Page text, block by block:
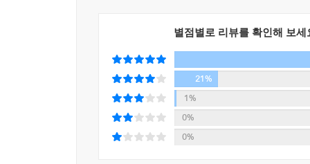
특히 저자는 공감의 과정에서 대상의 마음에 앞
강조한다. 결국 진정한 공감은 타고나는 것이 아
누구나 한 권쯤 가지고 있어야 할 상비 치유서
이 책은 사람의 마음에 대한 통찰과 치유 내공을
별점별로 리뷰를 확인해 보세
21%
1%
0%
0%